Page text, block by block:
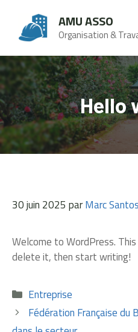
contenu
AMU ASSO
Organisation &
Hello
30 juin 2025 parMarc Santos
Welcome to WordPress.
delete it, then start writing!
Catégories
Entreprise
Fédération Française du